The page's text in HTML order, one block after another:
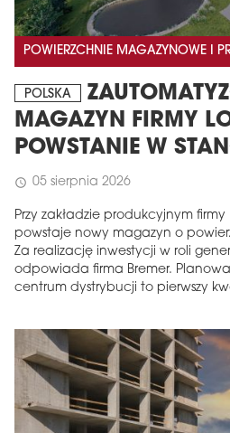
POWIERZCHNIE MAGAZYNOWE I
POLSKA
MAGAZYN FIRMY
POWSTANIE W
schedule 05 sierpnia 2026
Przy zakładzie produkcyjnym
powstaje nowy magazyn o
Za realizację inwestycji w roli
odpowiada firma Bremer.
centrum dystrybucji to pierwszy